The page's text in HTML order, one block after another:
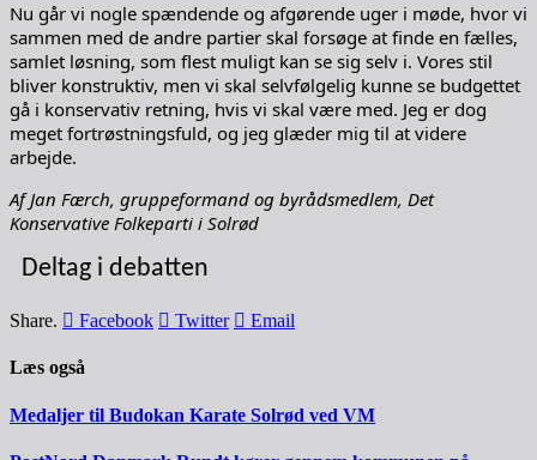
Nu går vi nogle spændende og afgørende uger i møde, hvor vi
sammen med de andre partier skal forsøge at finde en fælles,
samlet løsning, som flest muligt kan se sig selv i. Vores stil
bliver konstruktiv, men vi skal selvfølgelig kunne se budgettet
gå i konservativ retning, hvis vi skal være med. Jeg er dog
meget fortrøstningsfuld, og jeg glæder mig til at videre
arbejde.
Af Jan Færch, gruppeformand og byrådsmedlem, Det
Konservative Folkeparti i Solrød
Deltag i debatten
Share. Facebook Twitter Email
Læs også
Medaljer til Budokan Karate Solrød ved VM